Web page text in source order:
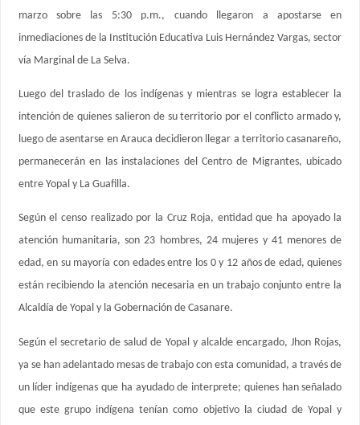
marzo sobre las 5:30 p.m., cuando llegaron a apostarse en
inmediaciones de la Institución Educativa Luis Hernández Vargas, sector
vía Marginal de La Selva.
Luego del traslado de los indígenas y mientras se logra establecer la
intención de quienes salieron de su territorio por el conflicto armado y,
luego de asentarse en Arauca decidieron llegar a territorio casanareño,
permanecerán en las instalaciones del Centro de Migrantes, ubicado
entre Yopal y La Guafilla.
Según el censo realizado por la Cruz Roja, entidad que ha apoyado la
atención humanitaria, son 23 hombres, 24 mujeres y 41 menores de
edad, en su mayoría con edades entre los 0 y 12 años de edad, quienes
están recibiendo la atención necesaria en un trabajo conjunto entre la
Alcaldía de Yopal y la Gobernación de Casanare.
Según el secretario de salud de Yopal y alcalde encargado, Jhon Rojas,
ya se han adelantado mesas de trabajo con esta comunidad, a través de
un líder indígenas que ha ayudado de interprete; quienes han señalado
que este grupo indígena tenían como objetivo la ciudad de Yopal y